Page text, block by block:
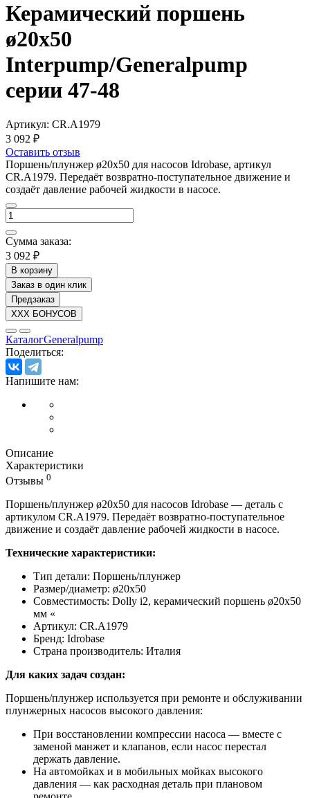
Керамический поршень
ø20x50
Interpump/Generalpump
серии 47-48
Артикул: CR.A1979
3 092 ₽
Оставить отзыв
Поршень/плунжер ø20x50 для насосов Idrobase, артикул
CR.A1979. Передаёт возвратно-поступательное движение и
создаёт давление рабочей жидкости в насосе.
Сумма заказа:
3 092 ₽
В корзину
Заказ в один клик
Предзаказ
XXX БОНУСОВ
КаталогGeneralpump
Поделиться:
Напишите нам:
Описание
Характеристики
Отзывы 0
Поршень/плунжер ø20x50 для насосов Idrobase — деталь с
артикулом CR.A1979. Передаёт возвратно-поступательное
движение и создаёт давление рабочей жидкости в насосе.
Технические характеристики:
Тип детали: Поршень/плунжер
Размер/диаметр: ø20x50
Совместимость: Dolly i2, керамический поршень ø20x50
мм «
Артикул: CR.A1979
Бренд: Idrobase
Страна производитель: Италия
Для каких задач создан:
Поршень/плунжер используется при ремонте и обслуживании
плунжерных насосов высокого давления:
При восстановлении компрессии насоса — вместе с
заменой манжет и клапанов, если насос перестал
держать давление.
На автомойках и в мобильных мойках высокого
давления — как расходная деталь при плановом